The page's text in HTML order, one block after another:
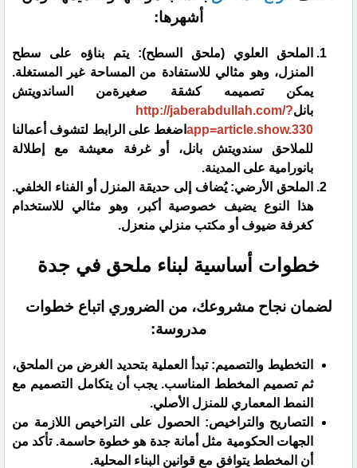
أشهرها:
​الملحق العلوي (ملحق السطح): يتم بناؤه على سطح
المنزل، وهو مثالي للاستفادة من المساحة غير المستغلة.
يمكن تصميمه كشقة صغيرةمن الساندويتش
بانلhttp://jaberabdullah.com/?
app=article.show.330 اضغط على الرابط لتشوف أعمالنا
للملاحق سندويتش بانل، أو غرفة معيشة مع إطلالة
بانورامية على المدينة.
الملحق الأرضي: يُضاف إلى حديقة المنزل أو الفناء الخلفي.
هذا النوع يضيف خصوصية أكبر، وهو مثالي للاستخدام
كغرفة ضيوف أو مكتب منزلي منعزل.
​خطوات أساسية لبناء ملحق في جدة
​لضمان نجاح مشروعك، من الضروري اتباع خطوات
مدروسة:
​التخطيط والتصميم: تبدأ العملية بتحديد الغرض من الملحق،
ثم تصميم المخطط المناسب. يجب أن يتكامل التصميم مع
النمط المعماري للمنزل الأصلي.
​التصاريح والتراخيص: الحصول على التراخيص اللازمة من
الجهات الحكومية مثل أمانة جدة هو خطوة حاسمة. تأكد من
أن المخطط يتوافق مع قوانين البناء المحلية.